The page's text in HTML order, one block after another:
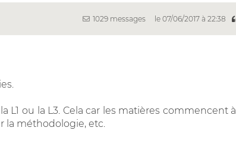
1029 messages le 07/06/2017 à 22:38
L1 ou la L3. Cela car les matières commencent à
la méthodologie, etc.